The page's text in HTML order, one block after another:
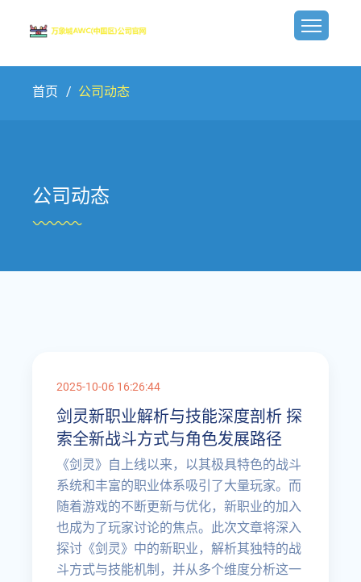
首页 公司动态
公司动态
2025-10-06 16:26:44
剑灵新职业解析与技能深度剖析 探
索全新战斗方式与角色发展路径
《剑灵》自上线以来，以其极具特色的战斗
系统和丰富的职业体系吸引了大量玩家。而
随着游戏的不断更新与优化，新职业的加入
也成为了玩家讨论的焦点。此次文章将深入
探讨《剑灵》中的新职业，解析其独特的战
斗方式与技能机制，并从多个维度分析这一